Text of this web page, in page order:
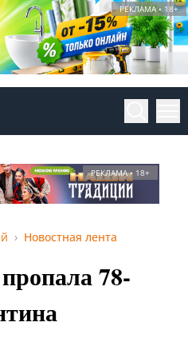
РЕКЛАМА • 18+
РЕКЛАМА • 18+
Новостная лента
78-